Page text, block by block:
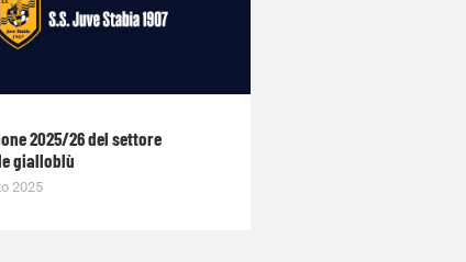
2025/26 del settore
gialloblù
2025